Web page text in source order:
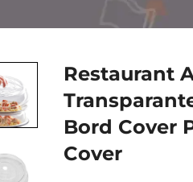
Restaurant
Bord Cover
Cover